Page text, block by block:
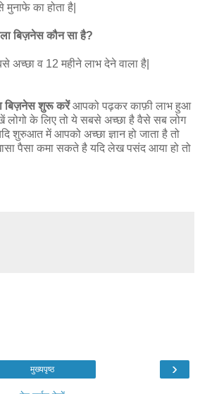
का होता है|
बिज़नेस कौन सा है?
अच्छा व 12 महीने लाभ देने वाला है|
बिज़नेस शुरू करेंआपको पढ़कर काफ़ी लाभ हुआ
लोगो के लिए तो ये सबसे अच्छा है वैसे सब लोग
शुरुआत में आपको अच्छा ज्ञान हो जाता है तो
पैसा कमा सकते है यदि लेख पसंद आया हो तो
›
मुख्यपृष्ठ